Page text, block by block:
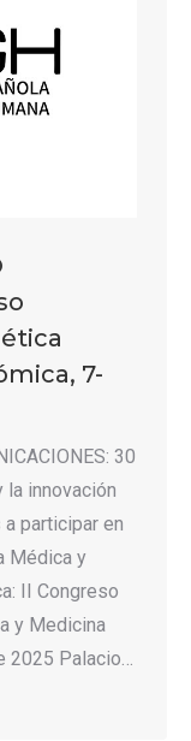
7-
30
la innovación
participar en
Médica y
II Congreso
y Medicina
2025 Palacio…